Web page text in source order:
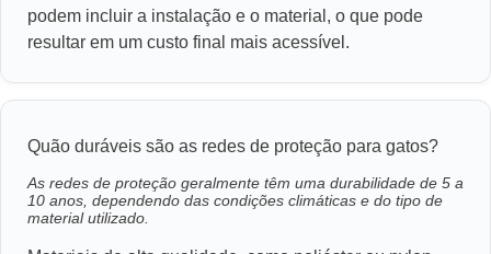
podem incluir a instalação e o material, o que pode
resultar em um custo final mais acessível.
Quão duráveis são as redes de proteção para gatos?
As redes de proteção geralmente têm uma durabilidade de 5 a
10 anos, dependendo das condições climáticas e do tipo de
material utilizado.